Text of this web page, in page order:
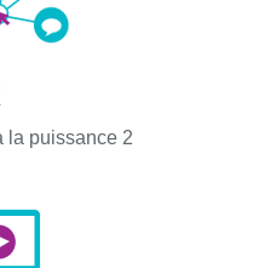
la puissance 2